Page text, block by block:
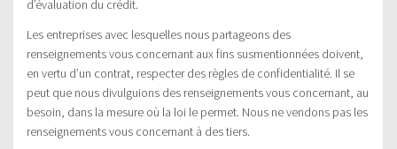
d’évaluation du crédit.
Les entreprises avec lesquelles nous partageons des
renseignements vous concernant aux fins susmentionnées doivent,
en vertu d’un contrat, respecter des règles de confidentialité. Il se
peut que nous divulguions des renseignements vous concernant, au
besoin, dans la mesure où la loi le permet. Nous ne vendons pas les
renseignements vous concernant à des tiers.